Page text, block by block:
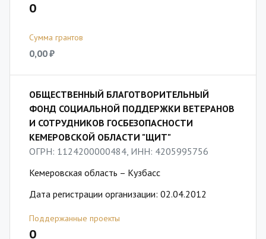
0
Сумма грантов
0,00 ₽
ОБЩЕСТВЕННЫЙ БЛАГОТВОРИТЕЛЬНЫЙ
ФОНД СОЦИАЛЬНОЙ ПОДДЕРЖКИ ВЕТЕРАНОВ
И СОТРУДНИКОВ ГОСБЕЗОПАСНОСТИ
КЕМЕРОВСКОЙ ОБЛАСТИ "ЩИТ"
ОГРН: 1124200000484, ИНН: 4205995756
Кемеровская область – Кузбасс
Дата регистрации организации: 02.04.2012
Поддержанные проекты
0